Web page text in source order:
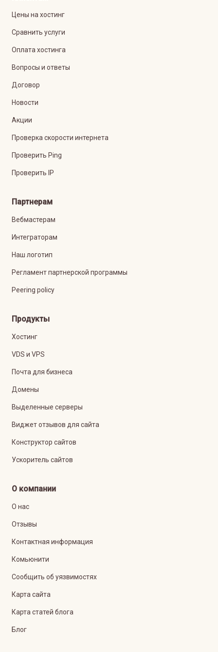
Цены на хостинг
Сравнить услуги
Оплата хостинга
Вопросы и ответы
Договор
Новости
Акции
Проверка скорости интернета
Проверить Ping
Проверить IP
Партнерам
Вебмастерам
Интеграторам
Наш логотип
Регламент партнерской программы
Peering policy
Продукты
Хостинг
VDS и VPS
Почта для бизнеса
Домены
Выделенные серверы
Виджет отзывов для сайта
Конструктор сайтов
Ускоритель сайтов
О компании
О нас
Отзывы
Контактная информация
Комьюнити
Сообщить об уязвимостях
Карта сайта
Карта статей блога
Блог